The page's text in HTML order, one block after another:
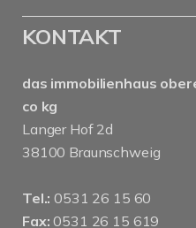
KONTAKT
das immobilienhaus
co kg
Langer Hof 2d
38100 Braunschweig
Tel.: 0531 26 15 60
Fax: 0531 26 15 619